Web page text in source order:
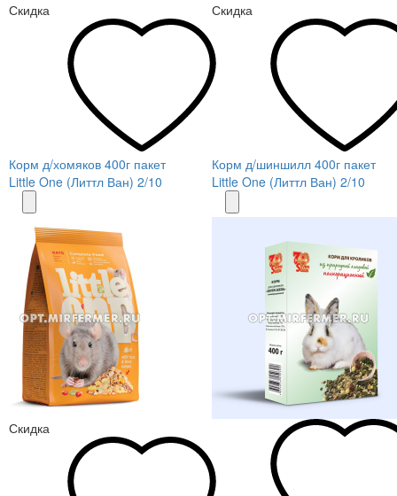
Скидка
Корм д/хомяков 400г пакет
Little One (Литтл Ван) 2/10
Скидка
Корм д/шиншилл 400г пакет
Little One (Литтл Ван) 2/10
Скидка